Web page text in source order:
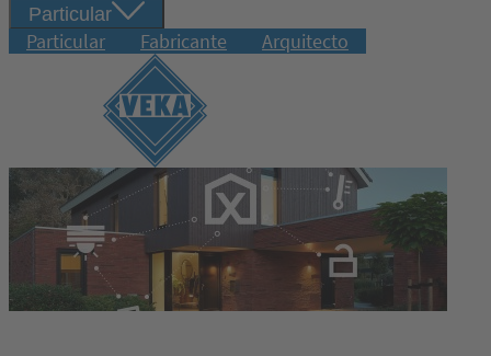
Particular
Particular Fabricante Arquitecto